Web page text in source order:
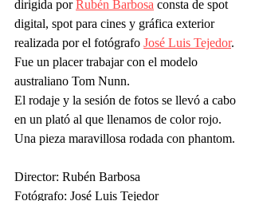
dirigida por Rubén Barbosa consta de spot
digital, spot para cines y gráfica exterior
realizada por el fotógrafo José Luis Tejedor.
Fue un placer trabajar con el modelo
australiano Tom Nunn.
El rodaje y la sesión de fotos se llevó a cabo
en un plató al que llenamos de color rojo.
Una pieza maravillosa rodada con phantom.
Director: Rubén Barbosa
Fotógrafo: José Luis Tejedor